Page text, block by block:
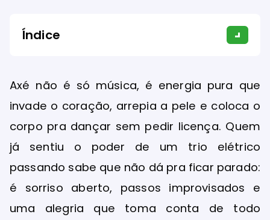
Índice
Axé não é só música, é energia pura que
invade o coração, arrepia a pele e coloca o
corpo pra dançar sem pedir licença. Quem
já sentiu o poder de um trio elétrico
passando sabe que não dá pra ficar parado:
é sorriso aberto, passos improvisados e
uma alegria que toma conta de todo